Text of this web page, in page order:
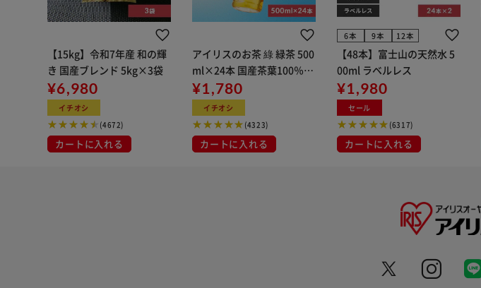
【15kg】令和7年産 和の輝
き 国産ブレンド 5kg×3袋
¥6,980
イチオシ
(4672)
カートに入れる
アイリスのお茶 綠 緑茶 500
ml×24本 国産茶葉100％使
用
¥1,780
イチオシ
(4323)
カートに入れる
6本 9本 12本
【48本】富士山の天然水 5
00ml ラベルレス
¥1,980
セール
(6317)
カートに入れる